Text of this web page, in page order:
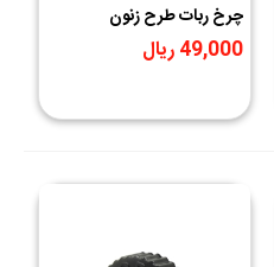
چرخ ربات طرح زنون
49,000 ریال